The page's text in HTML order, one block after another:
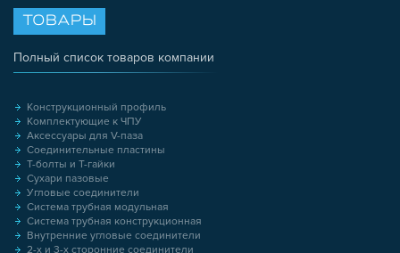
ТОВАРЫ
Полный список товаров компании
Конструкционный профиль
Комплектующие к ЧПУ
Аксессуары для V-паза
Соединительные пластины
Т-болты и Т-гайки
Сухари пазовые
Угловые соединители
Система трубная модульная
Система трубная конструкционная
Внутренние угловые соединители
2-х и 3-х сторонние соединители